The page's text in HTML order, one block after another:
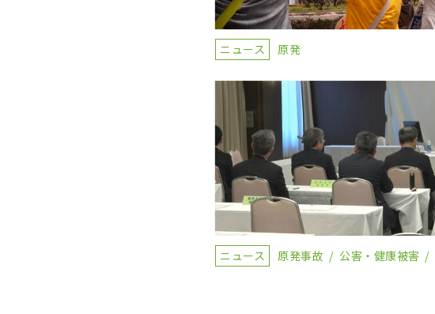
ニュース 原発
ニュース 原発事故 公害・健康被害